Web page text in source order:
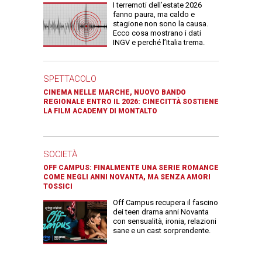
I terremoti dell’estate 2026
fanno paura, ma caldo e
stagione non sono la causa.
Ecco cosa mostrano i dati
INGV e perché l’Italia trema.
SPETTACOLO
CINEMA NELLE MARCHE, NUOVO BANDO
REGIONALE ENTRO IL 2026: CINECITTÀ SOSTIENE
LA FILM ACADEMY DI MONTALTO
SOCIETÀ
OFF CAMPUS: FINALMENTE UNA SERIE ROMANCE
COME NEGLI ANNI NOVANTA, MA SENZA AMORI
TOSSICI
Off Campus recupera il fascino
dei teen drama anni Novanta
con sensualità, ironia, relazioni
sane e un cast sorprendente.